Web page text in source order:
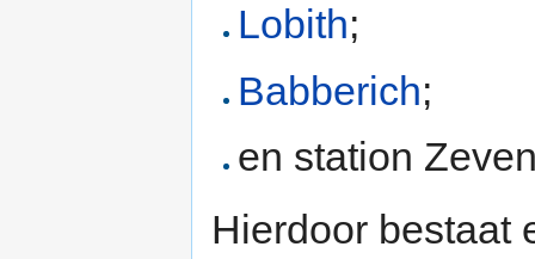
Lobith;
Babberich;
en station
Hierdoor bestaat